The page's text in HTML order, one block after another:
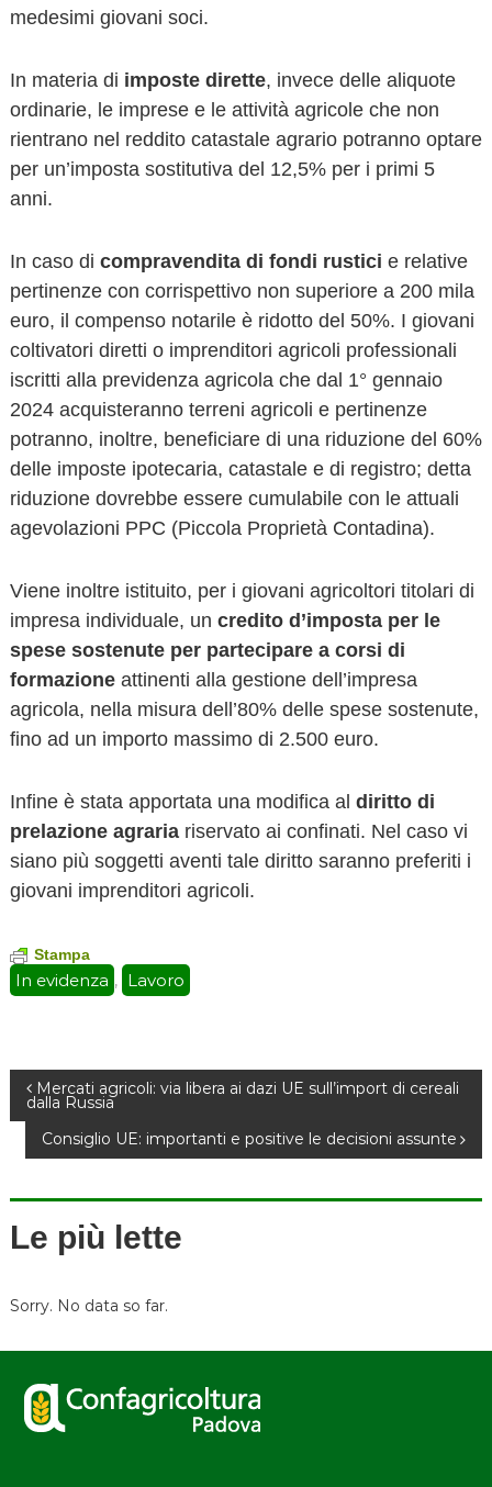
medesimi giovani soci.
In materia di imposte dirette, invece delle aliquote
ordinarie, le imprese e le attività agricole che non
rientrano nel reddito catastale agrario potranno optare
per un’imposta sostitutiva del 12,5% per i primi 5
anni.
In caso di compravendita di fondi rustici e relative
pertinenze con corrispettivo non superiore a 200 mila
euro, il compenso notarile è ridotto del 50%. I giovani
coltivatori diretti o imprenditori agricoli professionali
iscritti alla previdenza agricola che dal 1° gennaio
2024 acquisteranno terreni agricoli e pertinenze
potranno, inoltre, beneficiare di una riduzione del 60%
delle imposte ipotecaria, catastale e di registro; detta
riduzione dovrebbe essere cumulabile con le attuali
agevolazioni PPC (Piccola Proprietà Contadina).
Viene inoltre istituito, per i giovani agricoltori titolari di
impresa individuale, un credito d’imposta per le
spese sostenute per partecipare a corsi di
formazioneattinenti alla gestione dell’impresa
agricola, nella misura dell’80% delle spese sostenute,
fino ad un importo massimo di 2.500 euro.
Infine è stata apportata una modifica al diritto di
prelazione agrariariservato ai confinati. Nel caso vi
siano più soggetti aventi tale diritto saranno preferiti i
giovani imprenditori agricoli.
Stampa
In evidenza , Lavoro
N
v
i
g
a
z
Mercati agricoli: via libera ai dazi UE sull’import di cereali
dalla Russia
Consiglio UE: importanti e positive le decisioni assunte
Le più lette
Sorry. No data so far.